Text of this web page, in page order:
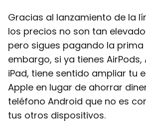
Gracias al lanzamiento de la
los precios no son tan
pero sigues pagando la prima
embargo, si ya tienes AirPods,
iPad, tiene sentido ampliar tu
Apple en lugar de ahorrar
teléfono Android que no es
tus otros dispositivos.